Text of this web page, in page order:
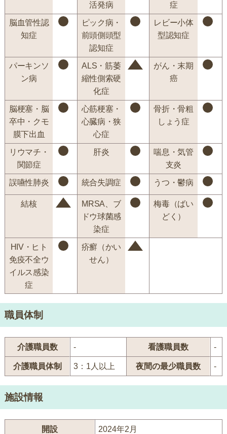
活発病
症
脳血管性認
知症
ピック病・
前頭側頭型
認知症
レビー小体
型認知症
パーキンソ
ン病
ALS・筋萎
縮性側索硬
化症
がん・末期
癌
脳梗塞・脳
卒中・クモ
膜下出血
心筋梗塞・
心臓病・狭
心症
骨折・骨粗
しょう症
リウマチ・
関節症
肝炎
喘息・気管
支炎
誤嚥性肺炎 統合失調症 うつ・鬱病
結核
MRSA、ブ
ドウ球菌感
染症
梅毒（ばい
どく）
HIV・ヒト
免疫不全ウ
イルス感染
症
疥癬（かい
せん）
職員体制
介護職員数 - 看護職員数 -
介護職員体制 3：1人以上 夜間の最少職員数 -
施設情報
開設 2024年2月